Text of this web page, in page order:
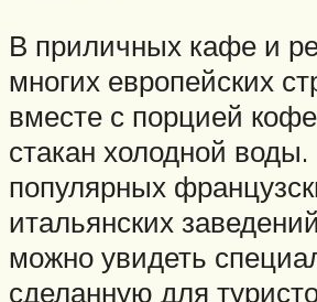
В приличных кафе и
многих европейских
вместе с порцией
стакан холодной
популярных
итальянских
можно увидеть
сделанную для